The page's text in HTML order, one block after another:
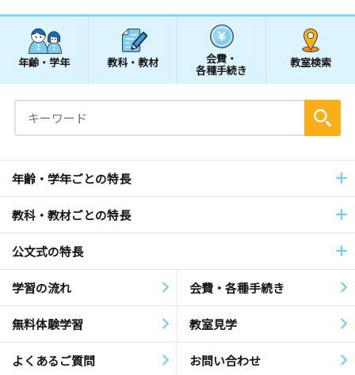
年齢・学年 教科・教材 会費・
各種手続き
教室検索
年齢・学年ごとの特長
教科・教材ごとの特長
公文式の特長
学習の流れ 会費・各種手続き
無料体験学習 教室見学
よくあるご質問 お問い合わせ